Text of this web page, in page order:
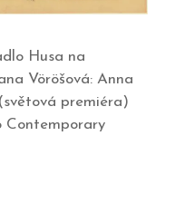
Husa na
Vöröšová: Anna
premiéra)
Contemporary